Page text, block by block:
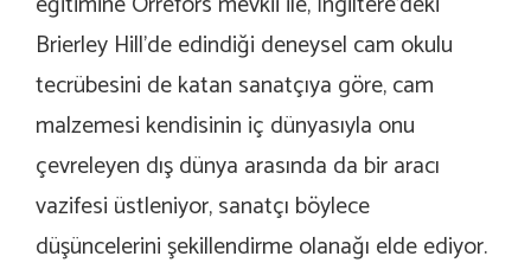
Brierley Hill’de edindiği deneysel cam okulu
tecrübesini de katan sanatçıya göre, cam
malzemesi kendisinin iç dünyasıyla onu
çevreleyen dış dünya arasında da bir aracı
vazifesi üstleniyor, sanatçı böylece
düşüncelerini şekillendirme olanağı elde ediyor.